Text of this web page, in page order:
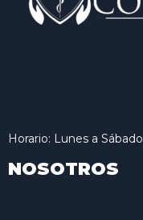
Horario: Lunes a
NOSOTROS